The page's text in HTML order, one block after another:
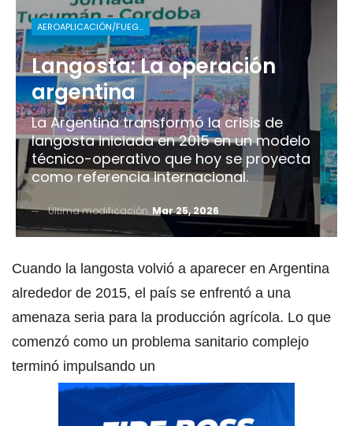
AEROAPLICACIÓN/FUEGO
Langosta: La operación
argentina
La Argentina transformó la crisis de
langosta iniciada en 2015 en un modelo
técnico-operativo que hoy se proyecta
como referencia internacional.
Última modificación Mar 25, 2026
Cuando la langosta volvió a aparecer en Argentina
alrededor de 2015, el país se enfrentó a una
amenaza seria para la producción agrícola. Lo que
comenzó como un problema sanitario complejo
terminó impulsando un